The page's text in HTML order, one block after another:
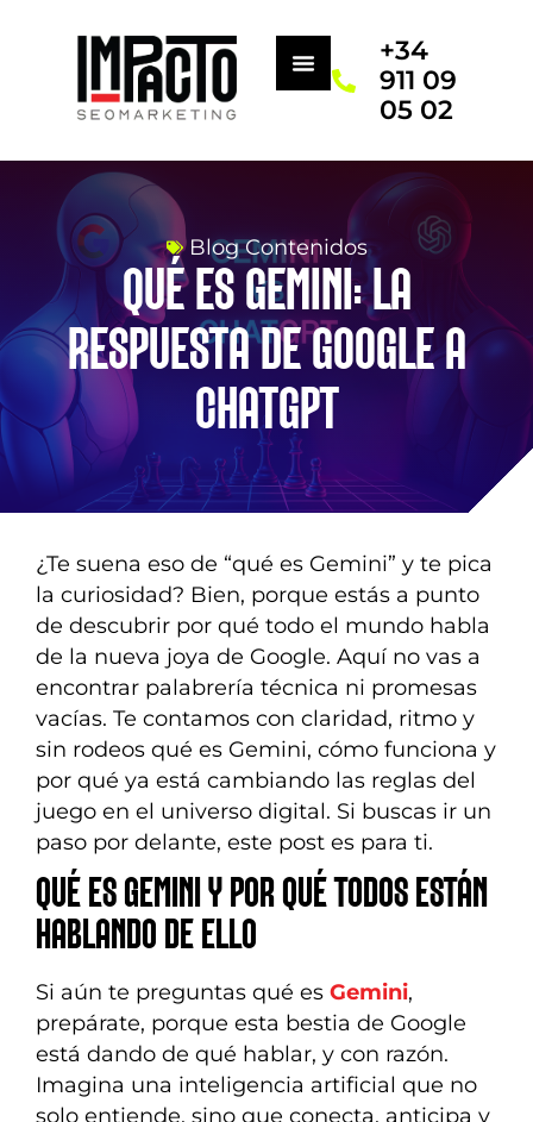
+34
911 09
05 02
Blog Contenidos
QUÉ ES GEMINI: LA
RESPUESTA DE GOOGLE A
CHATGPT
¿Te suena eso de “qué es Gemini” y te pica
la curiosidad? Bien, porque estás a punto
de descubrir por qué todo el mundo habla
de la nueva joya de Google. Aquí no vas a
encontrar palabrería técnica ni promesas
vacías. Te contamos con claridad, ritmo y
sin rodeos qué es Gemini, cómo funciona y
por qué ya está cambiando las reglas del
juego en el universo digital. Si buscas ir un
paso por delante, este post es para ti.
QUÉ ES GEMINI Y POR QUÉ TODOS ESTÁN
HABLANDO DE ELLO
Si aún te preguntas qué es Gemini,
prepárate, porque esta bestia de Google
está dando de qué hablar, y con razón.
Imagina una inteligencia artificial que no
solo entiende, sino que conecta, anticipa y